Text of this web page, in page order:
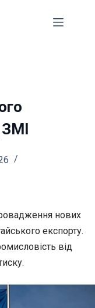
ЗМІ
нових
експорту.
від